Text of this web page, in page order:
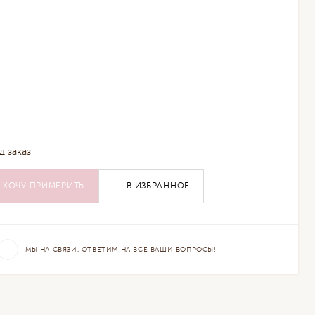
заказ
ХОЧУ ПРИМЕРИТЬ В ИЗБРАННОЕ
МЫ НА СВЯЗИ. ОТВЕТИМ НА ВСЕ ВАШИ ВОПРОСЫ!